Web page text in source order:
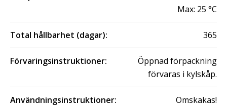
Max: 25 °C
Total hållbarhet (dagar): 365
Förvaringsinstruktioner:
Öppnad förpackning
förvaras i kylskåp.
Användningsinstruktioner: Omskakas!